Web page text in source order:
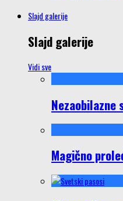
Slajd galerije
Slajd galerije
Vidi sve
Magično